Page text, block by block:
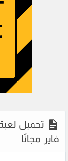
فاير مجانًا